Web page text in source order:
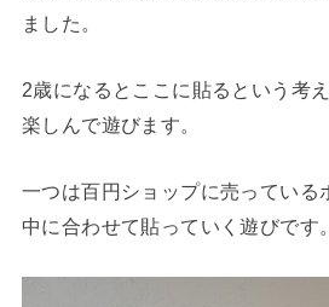
ました。
2歳になるとここに貼るという考
楽しんで遊びます。
一つは百円ショップに売っている
中に合わせて貼っていく遊びです。